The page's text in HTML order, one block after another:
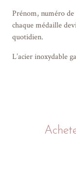
une date importante
un petit symbole
plus personnelle
personnalisé.
Prénom, numéro
chaque médaille
quotidien.
L’acier inoxydable